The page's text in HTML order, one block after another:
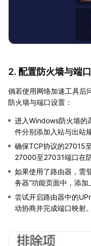
2. 配置防火墙与端
倘若使用网络加速工具后
防火墙与端口设置：
进入Windows防火墙的
件分别添加入站与出站
确保TCP协议的27015
27000至27031端口在
如果使用了路由器，需
务器”功能页面中，添加
尝试开启路由器中的
动协商并完成端口映射。